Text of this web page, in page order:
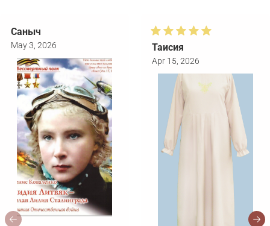
Саныч
May 3, 2026 Таисия
Apr 15, 2026